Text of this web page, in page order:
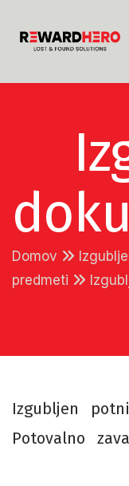
Domov
predmeti
Izgubljen potni
Potovalno zava